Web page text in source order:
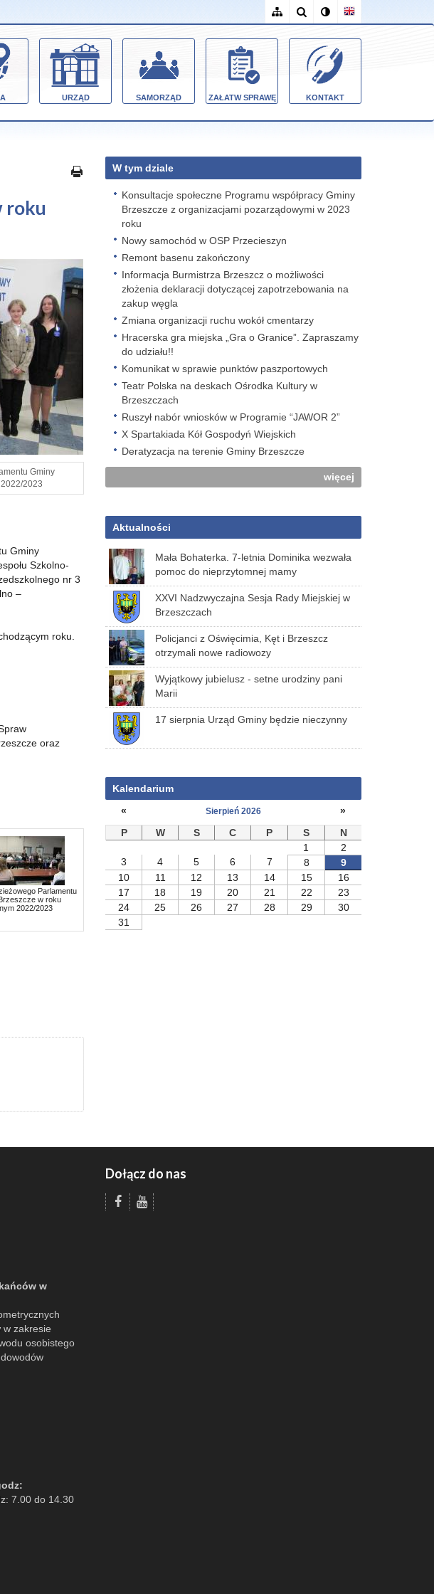
URZĄD SAMORZĄD ZAŁATW SPRAWĘ KONTAKT
roku
Gminy
2023
Gminy
Szkolno-
nr 3
–
roku.
oraz
Parlamentu
w roku
2022/2023
W tym dziale
Konsultacje społeczne Programu współpracy Gminy
Brzeszcze z organizacjami pozarządowymi w 2023
roku
Nowy samochód w OSP Przecieszyn
Remont basenu zakończony
Informacja Burmistrza Brzeszcz o możliwości
złożenia deklaracji dotyczącej zapotrzebowania na
zakup węgla
Zmiana organizacji ruchu wokół cmentarzy
Hracerska gra miejska „Gra o Granice”. Zapraszamy
do udziału!!
Komunikat w sprawie punktów paszportowych
Teatr Polska na deskach Ośrodka Kultury w
Brzeszczach
Ruszył nabór wniosków w Programie “JAWOR 2”
X Spartakiada Kół Gospodyń Wiejskich
Deratyzacja na terenie Gminy Brzeszcze
więcej
Aktualności
Mała Bohaterka. 7-letnia Dominika wezwała
pomoc do nieprzytomnej mamy
XXVI Nadzwyczajna Sesja Rady Miejskiej w
Brzeszczach
Policjanci z Oświęcimia, Kęt i Brzeszcz
otrzymali nowe radiowozy
Wyjątkowy jubielusz - setne urodziny pani
Marii
17 sierpnia Urząd Gminy będzie nieczynny
Kalendarium
«
Sierpień 2026
»
P
W S C P S
N
1
2
3
4 5 6 7 8
9
10
11 12 13 14 15
16
17
18 19 20 21 22
23
24
25 26 27 28 29
30
31
w
w zakresie
osobistego
7.00 do 14.30
Dołącz do nas